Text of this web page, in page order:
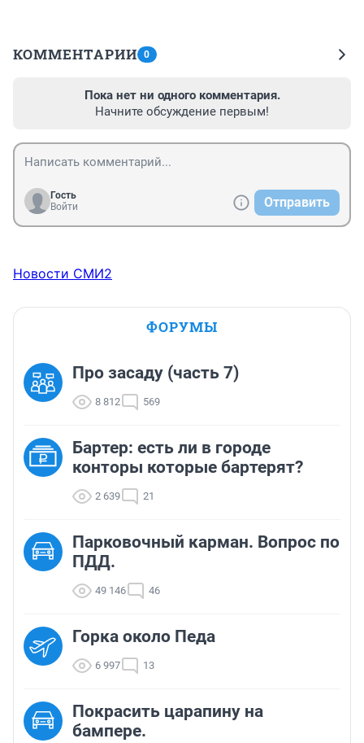
КОММЕНТАРИИ 0
Пока нет ни одного комментария.
Начните обсуждение первым!
Гость
Войти
Отправить
Новости СМИ2
ФОРУМЫ
Про засаду (часть 7)
8 812 569
Бартер: есть ли в городе
конторы которые бартерят?
2 639 21
Парковочный карман. Вопрос по
ПДД.
49 146 46
Горка около Педа
6 997 13
Покрасить царапину на
бампере.